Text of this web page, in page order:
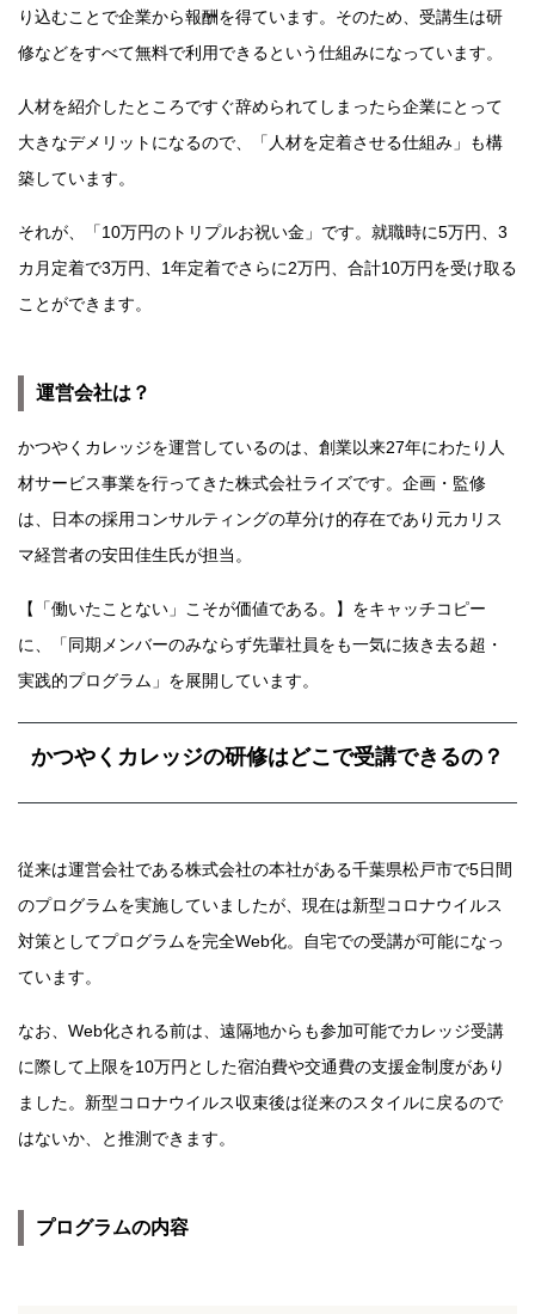
り込むことで企業から報酬を得ています。そのため、受講生は研
修などをすべて無料で利用できるという仕組みになっています。
人材を紹介したところですぐ辞められてしまったら企業にとって
大きなデメリットになるので、「人材を定着させる仕組み」も構
築しています。
それが、「10万円のトリプルお祝い金」です。就職時に5万円、3
カ月定着で3万円、1年定着でさらに2万円、合計10万円を受け取る
ことができます。
運営会社は？
かつやくカレッジを運営しているのは、創業以来27年にわたり人
材サービス事業を行ってきた株式会社ライズです。企画・監修
は、日本の採用コンサルティングの草分け的存在であり元カリス
マ経営者の安田佳生氏が担当。
【「働いたことない」こそが価値である。】をキャッチコピー
に、「同期メンバーのみならず先輩社員をも一気に抜き去る超・
実践的プログラム」を展開しています。
かつやくカレッジの研修はどこで受講できるの？
従来は運営会社である株式会社の本社がある千葉県松戸市で5日間
のプログラムを実施していましたが、現在は新型コロナウイルス
対策としてプログラムを完全Web化。自宅での受講が可能になっ
ています。
なお、Web化される前は、遠隔地からも参加可能でカレッジ受講
に際して上限を10万円とした宿泊費や交通費の支援金制度があり
ました。新型コロナウイルス収束後は従来のスタイルに戻るので
はないか、と推測できます。
プログラムの内容